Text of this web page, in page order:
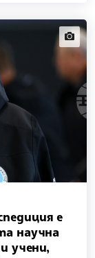
е
научна
учени,